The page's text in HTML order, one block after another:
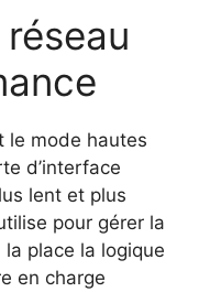
le mode hautes
d’interface
lent et plus
pour gérer la
place la logique
en charge